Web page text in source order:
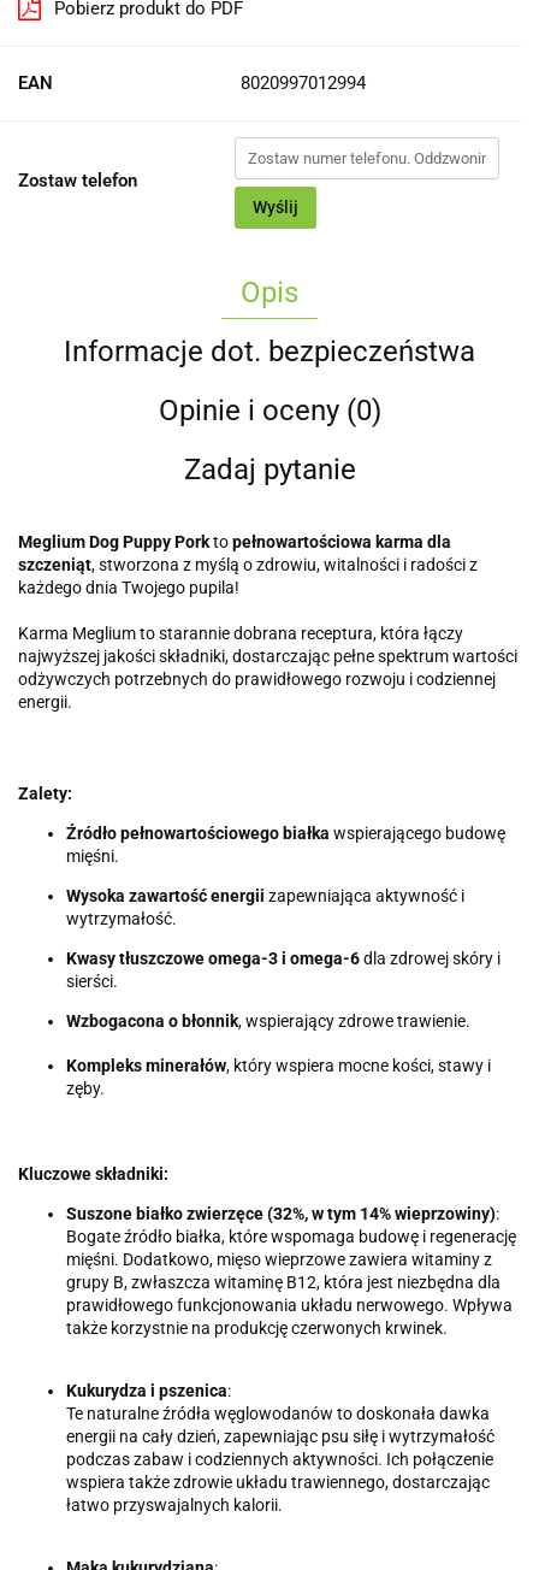
Pobierz produkt do PDF
EAN 8020997012994
Zostaw telefon
Wyślij
Opis
Informacje dot. bezpieczeństwa
Opinie i oceny (0)
Zadaj pytanie
Meglium Dog Puppy Porktopełnowartościowa karma dla
szczeniąt, stworzona z myślą o zdrowiu, witalności i radości z
każdego dnia Twojego pupila!
Karma Meglium to starannie dobrana receptura, która łączy
najwyższej jakości składniki, dostarczając pełne spektrum wartości
odżywczych potrzebnych do prawidłowego rozwoju i codziennej
energii.
Zalety:
Źródło pełnowartościowego białka wspierającego budowę
mięśni.
Wysoka zawartość energii zapewniająca aktywność i
wytrzymałość.
Kwasy tłuszczowe omega-3 i omega-6dla zdrowej skóry i
sierści.
Wzbogacona o błonnik, wspierający zdrowe trawienie.
Kompleks minerałów, który wspiera mocne kości, stawy i
zęby.
Kluczowe składniki:
Suszone białko zwierzęce (32%, w tym 14% wieprzowiny):
Bogate źródło białka, które wspomaga budowę i regenerację
mięśni. Dodatkowo, mięso wieprzowe zawiera witaminy z
grupy B, zwłaszcza witaminę B12, która jest niezbędna dla
prawidłowego funkcjonowania układu nerwowego. Wpływa
także korzystnie na produkcję czerwonych krwinek.
Kukurydza i pszenica:
Te naturalne źródła węglowodanów to doskonała dawka
energii na cały dzień, zapewniając psu siłę i wytrzymałość
podczas zabaw i codziennych aktywności. Ich połączenie
wspiera także zdrowie układu trawiennego, dostarczając
łatwo przyswajalnych kalorii.